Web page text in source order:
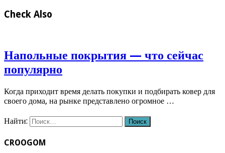
Check Also
Напольные покрытия — что сейчас
популярно
Когда приходит время делать покупки и подбирать ковер для
своего дома, на рынке представлено огромное …
Найти:
CROOGOM